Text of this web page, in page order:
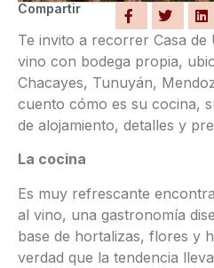
Compartir
Te invito a recorrer Casa
vino con bodega propia,
Chacayes, Tunuyán,
cuento cómo es su cocina,
de alojamiento, detalles y
La cocina
Es muy refrescante
al vino, una gastronomía
base de hortalizas, flores y
verdad que la tendencia